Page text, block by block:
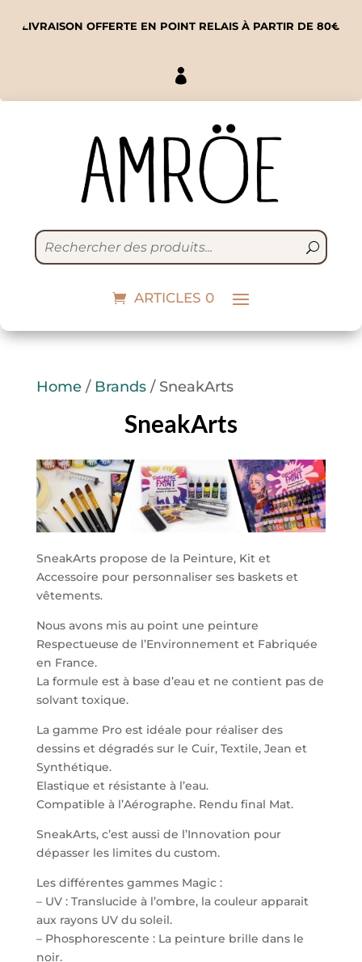
LIVRAISON OFFERTE EN POINT RELAIS À PARTIR DE 80€

ARTICLES 0
Home/ Brands/ SneakArts
SneakArts
SneakArts propose de la Peinture, Kit et
Accessoire pour personnaliser ses baskets et
vêtements.
Nous avons mis au point une peinture
Respectueuse de l’Environnement et Fabriquée
en France.
La formule est à base d’eau et ne contient pas de
solvant toxique.
La gamme Pro est idéale pour réaliser des
dessins et dégradés sur le Cuir, Textile, Jean et
Synthétique.
Elastique et résistante à l’eau.
Compatible à l’Aérographe. Rendu final Mat.
SneakArts, c’est aussi de l’Innovation pour
dépasser les limites du custom.
Les différentes gammes Magic :
– UV : Translucide à l’ombre, la couleur apparait
aux rayons UV du soleil.
– Phosphorescente : La peinture brille dans le
noir.
Stickers
10,00
€